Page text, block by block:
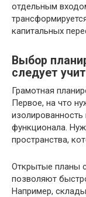
отдельным
капитальных
Выбор
следует
Грамотная
Первое, на что
функционала.
пространства,
Открытые планы
позволяют
Например,